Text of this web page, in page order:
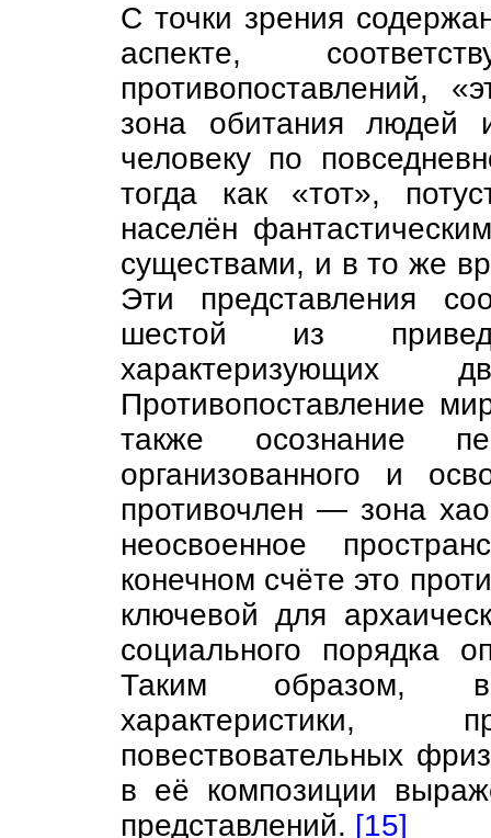
С точки зрения
аспекте,
противопоставлений,
зона обитания людей
человеку по
тогда как «тот»,
населён
существами, и в то же
Эти представления
шестой из
характеризующих
Противопоставление
также осознание
организованного и
противочлен — зона
неосвоенное
конечном счёте это
ключевой для
социального порядка
Таким образом,
характеристики,
повествовательных
в её композиции
представлений. [15]